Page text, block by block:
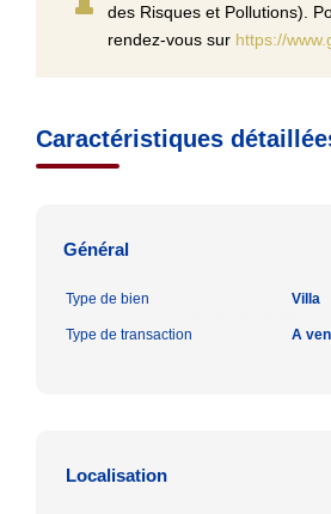
des Risques et Pollutions).
rendez-vous sur https://
Caractéristiques
Général
Type de bien Villa
Type de transaction A
Localisation